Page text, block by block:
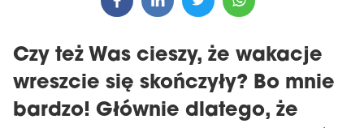
Czy też Was cieszy, że wakacje
wreszcie się skończyły? Bo mnie
bardzo! Głównie dlatego, że